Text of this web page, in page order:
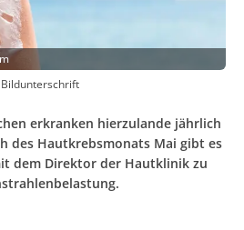
Bildunterschrift
erkranken hierzulande jährlich
des Hautkrebsmonats Mai gibt es
dem Direktor der Hautklinik zu